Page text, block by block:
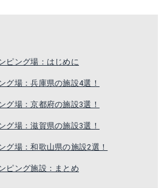
ピング場：はじめに
グ場：兵庫県の施設4選！
グ場：京都府の施設3選！
グ場：滋賀県の施設3選！
グ場：和歌山県の施設2選！
ピング施設：まとめ